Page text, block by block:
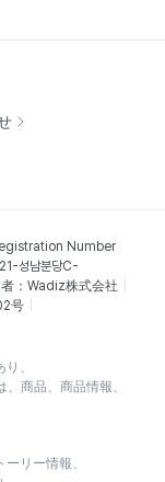
Number
성남분당C-
：Wadiz株式会社
号
、
商品、商品情報、
リー情報、